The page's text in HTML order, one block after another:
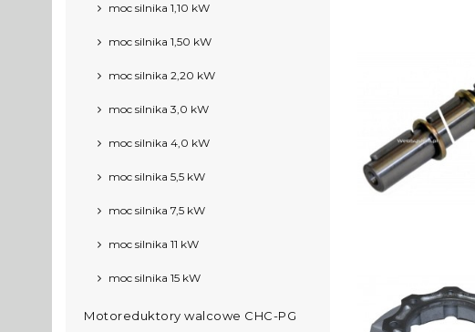
moc silnika 1,10 kW
moc silnika 1,50 kW
moc silnika 2,20 kW
moc silnika 3,0 kW
moc silnika 4,0 kW
moc silnika 5,5 kW
moc silnika 7,5 kW
moc silnika 11 kW
moc silnika 15 kW
Motoreduktory walcowe CHC-PG